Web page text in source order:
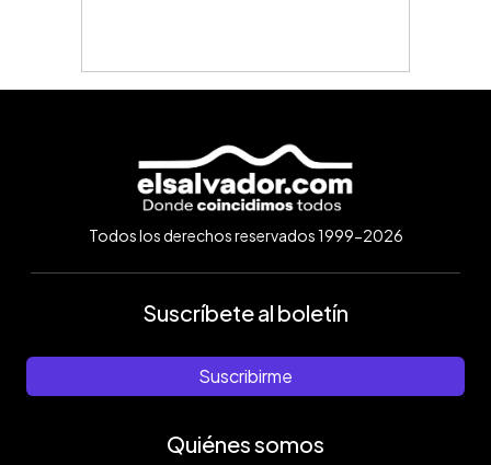
Todos los derechos reservados 1999-2026
Suscríbete al boletín
Suscribirme
Quiénes somos